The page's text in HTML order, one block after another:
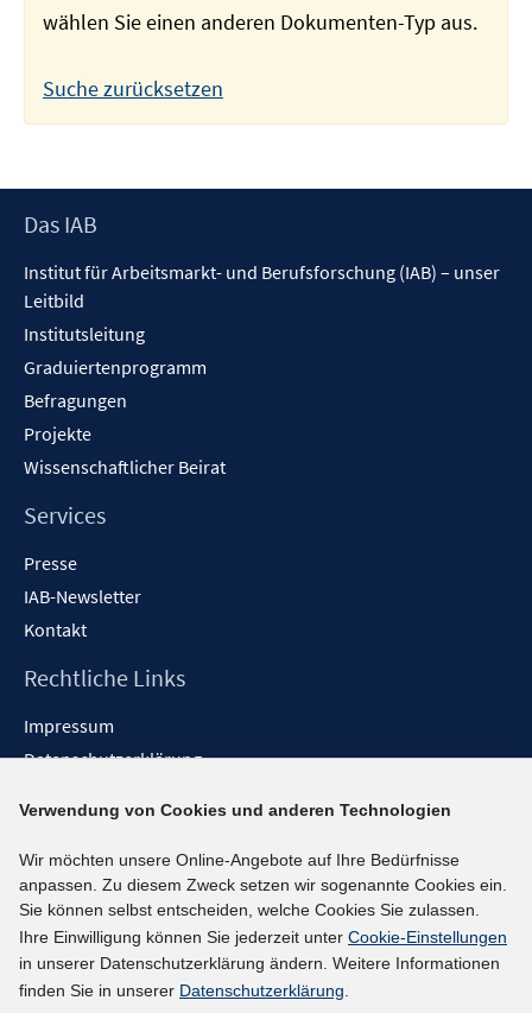
wählen Sie einen anderen Dokumenten-Typ aus.
Suche zurücksetzen
Footer
Das IAB
Institut für Arbeitsmarkt- und Berufsforschung (IAB) – unser
Leitbild
Institutsleitung
Graduiertenprogramm
Befragungen
Projekte
Wissenschaftlicher Beirat
Services
Presse
IAB-Newsletter
Kontakt
Rechtliche Links
Impressum
Datenschutzerklärung
Barrieren melden
Social-Media-Kanäle
BlueSky
YouTube
LinkedIn
Verwendung von Cookies und anderen Technologien
Wir möchten unsere Online-Angebote auf Ihre Bedürfnisse
anpassen. Zu diesem Zweck setzen wir sogenannte Cookies ein.
Sie können selbst entscheiden, welche Cookies Sie zulassen.
Ihre Einwilligung können Sie jederzeit unter Cookie-Einstellungen
in unserer Datenschutzerklärung ändern. Weitere Informationen
finden Sie in unserer Datenschutzerklärung.